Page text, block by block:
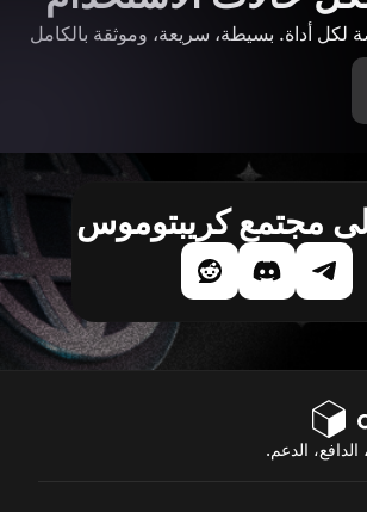
مجتمع كريبتوموس
الدافع، الدعم.